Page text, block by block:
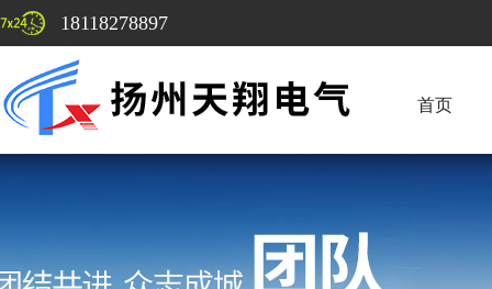
18118278897
首页